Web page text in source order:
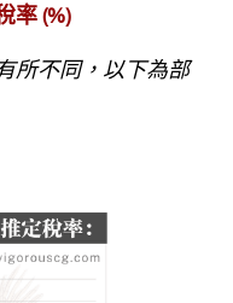
率 (%)
所不同，以下為部